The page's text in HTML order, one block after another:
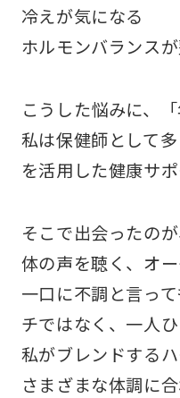
冷えが気になる
ホルモンバランス
こうした悩みに、
私は保健師として
を活用した健康サ
そこで出会ったの
体の声を聴く、オ
一口に不調と言っ
チではなく、一人
私がブレンドする
さまざまな体調に